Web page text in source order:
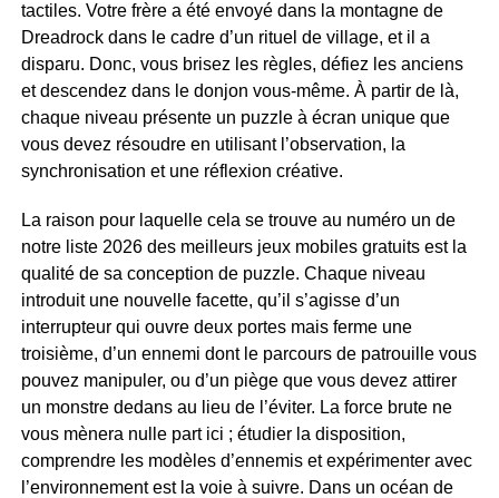
tactiles. Votre frère a été envoyé dans la montagne de
Dreadrock dans le cadre d’un rituel de village, et il a
disparu. Donc, vous brisez les règles, défiez les anciens
et descendez dans le donjon vous-même. À partir de là,
chaque niveau présente un puzzle à écran unique que
vous devez résoudre en utilisant l’observation, la
synchronisation et une réflexion créative.
La raison pour laquelle cela se trouve au numéro un de
notre liste 2026 des meilleurs jeux mobiles gratuits est la
qualité de sa conception de puzzle. Chaque niveau
introduit une nouvelle facette, qu’il s’agisse d’un
interrupteur qui ouvre deux portes mais ferme une
troisième, d’un ennemi dont le parcours de patrouille vous
pouvez manipuler, ou d’un piège que vous devez attirer
un monstre dedans au lieu de l’éviter. La force brute ne
vous mènera nulle part ici ; étudier la disposition,
comprendre les modèles d’ennemis et expérimenter avec
l’environnement est la voie à suivre. Dans un océan de